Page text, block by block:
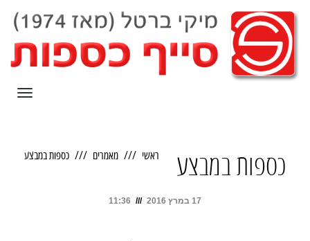
ראשי מאמרים כספות במבצע כספות במבצע
17 במרץ 2016 11:36